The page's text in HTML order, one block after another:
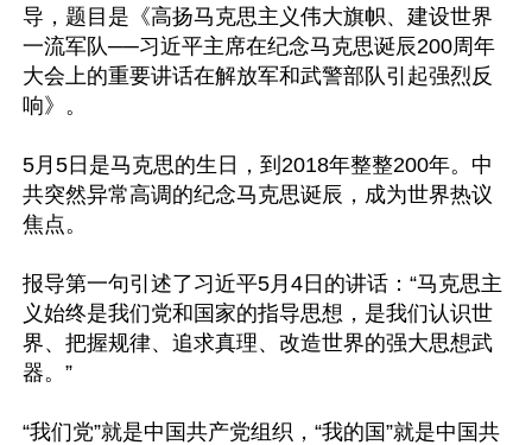
导，题目是《高扬马克思主义伟大旗帜、建设世界
一流军队──习近平主席在纪念马克思诞辰200周年
大会上的重要讲话在解放军和武警部队引起强烈反
响》。
5月5日是马克思的生日，到2018年整整200年。中
共突然异常高调的纪念马克思诞辰，成为世界热议
焦点。
报导第一句引述了习近平5月4日的讲话：“马克思主
义始终是我们党和国家的指导思想，是我们认识世
界、把握规律、追求真理、改造世界的强大思想武
器。”
“我们党”就是中国共产党组织，“我的国”就是中国共